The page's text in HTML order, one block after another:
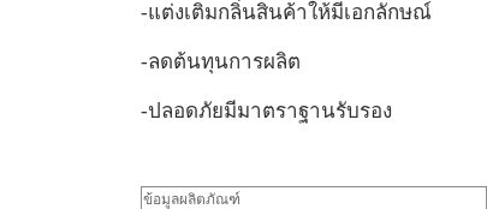
-แต่งเติมกลิ่นสินค้าให้มีเอกลักษณ์
-ลดต้นทุนการผลิต
-ปลอดภัยมีมาตราฐานรับรอง
ข้อมูลผลิตภัณฑ์